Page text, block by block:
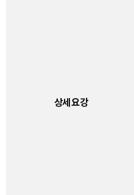
상세요강